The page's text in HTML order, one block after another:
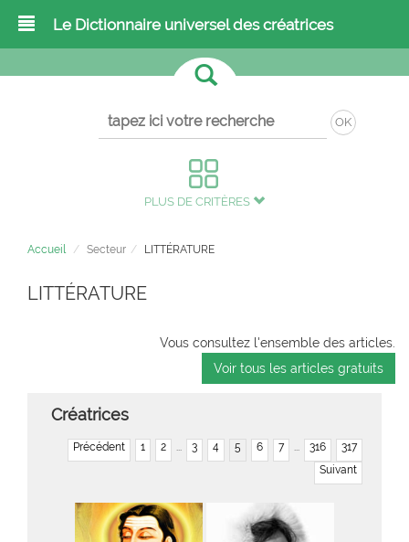
Le Dictionnaire universel des créatrices
OK
PLUS DE CRITÈRES
Accueil Secteur LITTÉRATURE
LITTÉRATURE
Vous consultez l'ensemble des articles.
Voir tous les articles gratuits
Créatrices
Précédent 1 2 ... 3 4 5 6 7 ... 316
317
Suivant